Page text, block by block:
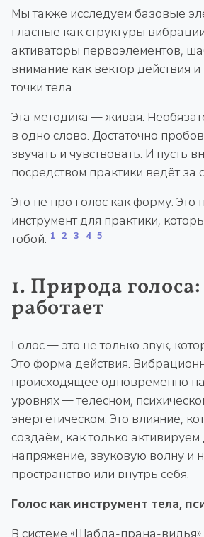
Мы также исследуем базовые
гласные как структуры
активаторы первоэлементов,
внимание как вектор действия
точки тела.
Эта методика — живая.
в одно слово. Достаточно
звучать и чувствовать. И пусть
посредством практики ведёт за
Это не про голос как форму. Это
инструмент для практики,
тобой. 1 2 3 4 5
1. Природа
работает
Голос — это не только звук,
Это форма действия.
происходящее одновременно
уровнях — телесном,
энергетическом. Это влияние,
создаём, как только
напряжение, звуковую волну и
пространство или внутрь себя.
Голос как инструмент тела,
В системе «Шабда-прана-